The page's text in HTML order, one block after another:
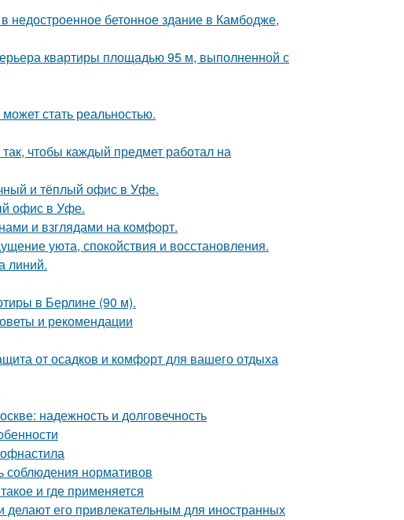
недостроенное бетонное здание в Камбодже,
квартиры площадью 95 м, выполненной с
стать реальностью.
чтобы каждый предмет работал на
и тёплый офис в Уфе.
офис в Уфе.
и взглядами на комфорт.
уюта, спокойствия и восстановления.
линий.
в Берлине (90 м).
и рекомендации
от осадков и комфорт для вашего отдыха
надежность и долговечность
соблюдения нормативов
и где применяется
делают его привлекательным для иностранных